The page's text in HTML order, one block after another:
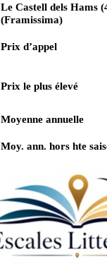
Le Castell dels Hams
(Framissima)
Prix d’appel
Prix le plus élevé
Moyenne annuelle
Moy. ann. hors hte